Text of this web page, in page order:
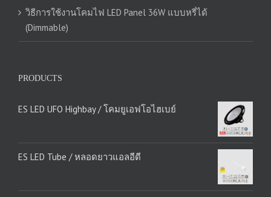
วิธีการใช้งานโคมไฟ LED Panel 36W แบบหรี่ได้
(Dimmable)
PRODUCTS
ES LED UFO Highbay / โคมยูเอฟโอไฮเบย์
ES LED Tube / หลอดยาวแอลอีดี